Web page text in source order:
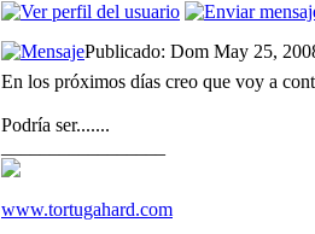
Publicado: Dom May 25,
En los próximos días creo que voy a
Podría ser.......
www.tortugahard.com